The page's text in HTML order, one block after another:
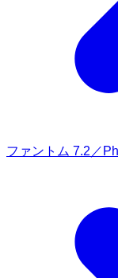
ファントム 7.2／